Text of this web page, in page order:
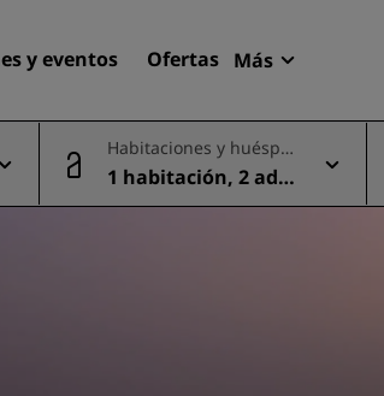
y eventos Ofertas Más
Radisson
Mis reservas
Encuentra tu hotel
Habitaciones y huéspe
des
1 habitación, 2 adul
tos